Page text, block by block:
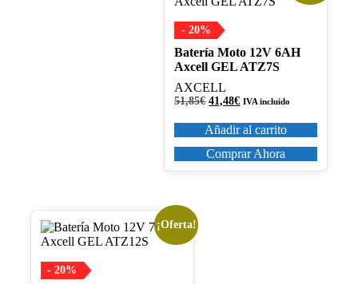
- 20%
Batería Moto 12V 6AH
Axcell GEL ATZ7S
AXCELL
51,85€ El
original
era:
51,85€.
41,48€El
actual
es:
41,48€.
IVA incluido
Añadir al carrito
Comprar Ahora
¡Oferta!
- 20%